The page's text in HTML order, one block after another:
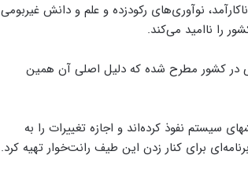
نوآوری‌های رکودزده و علم و دانش غیربومی
را ناامید می‌کند.
در کشور مطرح شده که دلیل اصلی آن همین
سیستم نفوذ کرده‌اند و اجازه تغییرات را به
برای کنار زدن این طیف رانت‌خوار تهیه کرد.